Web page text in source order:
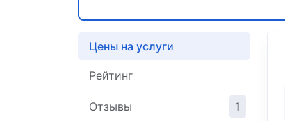
Цены на услуги
Рейтинг
Отзывы 1